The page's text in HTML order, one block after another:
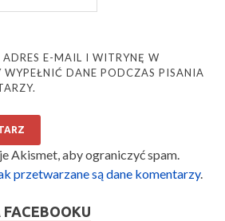
E-MAIL I WITRYNĘ W
WYPEŁNIĆ DANE PODCZAS PISANIA
Akismet, aby ograniczyć spam.
przetwarzane są dane komentarzy.